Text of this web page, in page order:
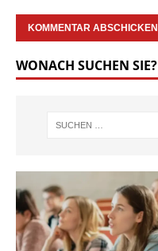
WONACH SUCHEN SIE?